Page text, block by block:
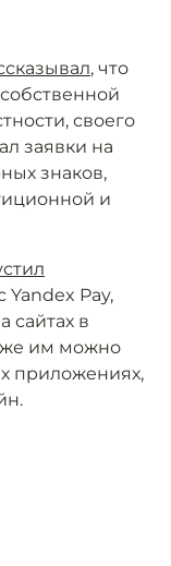
, что
своего
заявки на
знаков,
и
Pay,
сайтах в
им можно
приложениях,